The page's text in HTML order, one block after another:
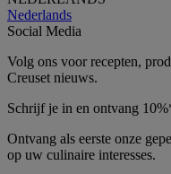
Nederlands
Social Media
Volg ons voor recepten,
Creuset nieuws.
Schrijf je in en ontvang
Ontvang als eerste onze
op uw culinaire interesses.